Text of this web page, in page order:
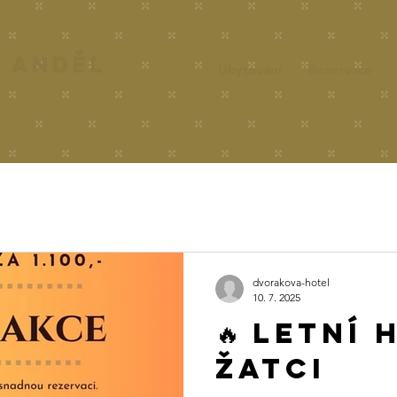
Ubytování Rezervace
🔥 Letní
Žatci
dvorakova-hotel
10. 7. 2025